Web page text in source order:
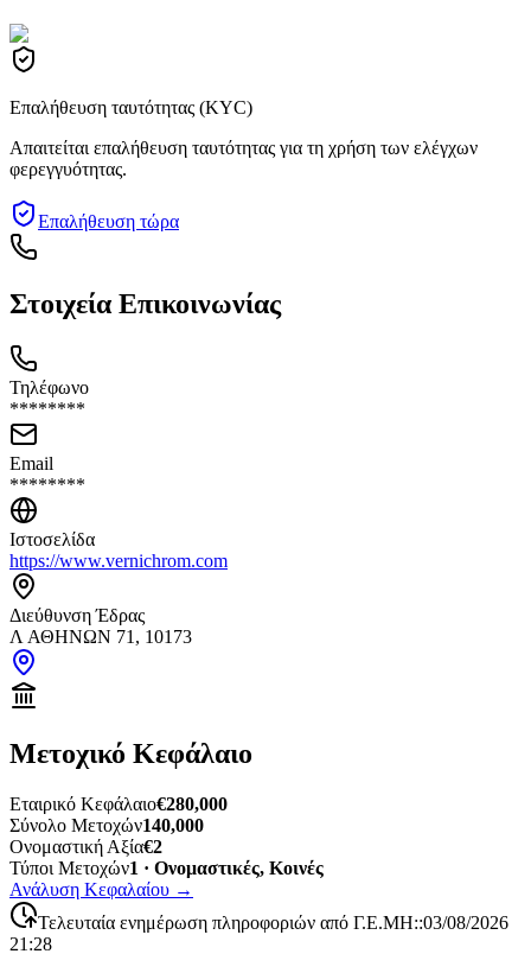
Επαλήθευση ταυτότητας (KYC)
Απαιτείται επαλήθευση ταυτότητας για τη χρήση των ελέγχων
φερεγγυότητας.
Επαλήθευση τώρα
Στοιχεία Επικοινωνίας
Τηλέφωνο
********
Email
********
Ιστοσελίδα
https://www.vernichrom.com
Διεύθυνση Έδρας
Λ ΑΘΗΝΩΝ 71, 10173
Μετοχικό Κεφάλαιο
Εταιρικό Κεφάλαιο€280,000
Σύνολο Μετοχών140,000
Ονομαστική Αξία€2
Τύποι Μετοχών1 · Ονομαστικές, Κοινές
Ανάλυση Κεφαλαίου →
Τελευταία ενημέρωση πληροφοριών από Γ.Ε.ΜΗ::03/08/2026
21:28